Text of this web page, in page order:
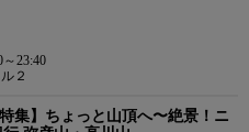
23:40
２
集】ちょっと山頂へ〜絶景！ニ